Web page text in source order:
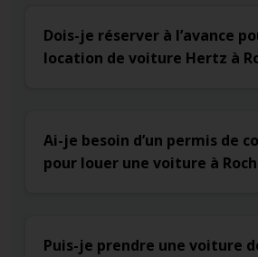
Dois-je réserver à l’avance
location de voiture Hertz à
Ai-je besoin d’un permis de
pour louer une voiture à
Puis-je prendre une voiture